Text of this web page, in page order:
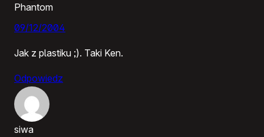
Phantom
09/12/2004
Jak z plastiku ;). Taki Ken.
Odpowiedz
siwa